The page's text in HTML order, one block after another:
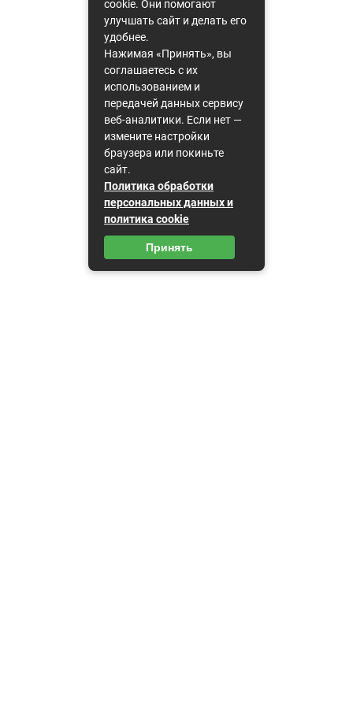
cookie. Они помогают
улучшать сайт и делать его
удобнее.
Нажимая «Принять», вы
соглашаетесь с их
использованием и
передачей данных сервису
веб-аналитики. Если нет —
измените настройки
браузера или покиньте
сайт.
Политика обработки
персональных данных и
политика cookie
Принять